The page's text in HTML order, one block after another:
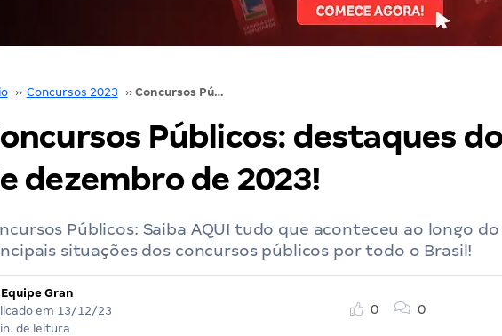
›› Concursos 2023 ›› Concursos Públicos: destaques do dia 13 de dezembro de 2023!
Públicos: destaques
dezembro de 2023!
Públicos: Saiba AQUI tudo que aconteceu ao longo do
situações dos concursos públicos por todo o Brasil!
Equipe Gran
em 13/12/23
de leitura
0 0